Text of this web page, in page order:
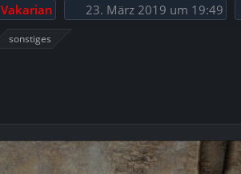
sonstiges
Vakarian 23. März 2019 um 19:49